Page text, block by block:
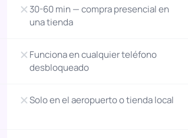
30-60 min — compra presencial en
una tienda
Funciona en cualquier teléfono
desbloqueado
Solo en el aeropuerto o tienda local